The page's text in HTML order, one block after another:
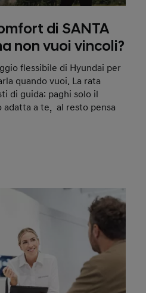
di SANTA
non vuoi vincoli?
flessibile di Hyundai per
quando vuoi. La rata
di guida: paghi solo il
adatta a te, al resto pensa